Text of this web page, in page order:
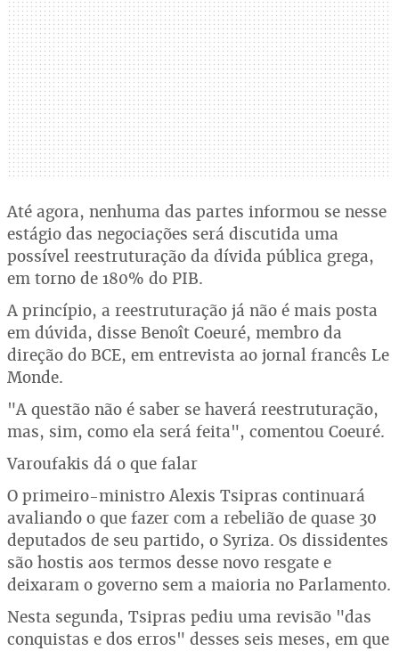
Até agora, nenhuma das partes informou se nesse
estágio das negociações será discutida uma
possível reestruturação da dívida pública grega,
em torno de 180% do PIB.
A princípio, a reestruturação já não é mais posta
em dúvida, disse Benoît Coeuré, membro da
direção do BCE, em entrevista ao jornal francês Le
Monde.
"A questão não é saber se haverá reestruturação,
mas, sim, como ela será feita", comentou Coeuré.
Varoufakis dá o que falar
O primeiro-ministro Alexis Tsipras continuará
avaliando o que fazer com a rebelião de quase 30
deputados de seu partido, o Syriza. Os dissidentes
são hostis aos termos desse novo resgate e
deixaram o governo sem a maioria no Parlamento.
Nesta segunda, Tsipras pediu uma revisão "das
conquistas e dos erros" desses seis meses, em que